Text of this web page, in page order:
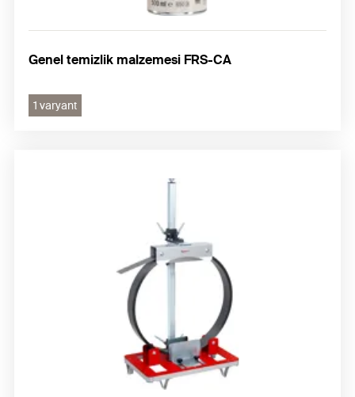
Genel temizlik malzemesi FRS-CA
1 varyant